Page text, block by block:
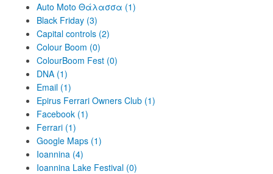
Auto Moto Θάλασσα (1)
Black Friday (3)
Capital controls (2)
Colour Boom (0)
ColourBoom Fest (0)
DNA (1)
Email (1)
Epirus Ferrari Owners Club (1)
Facebook (1)
Ferrari (1)
Google Maps (1)
Ioannina (4)
Ioannina Lake Festival (0)